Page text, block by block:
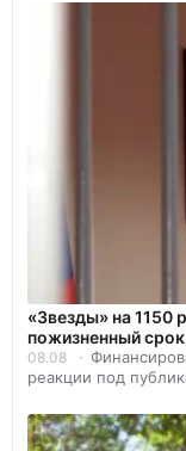
«Звезды» на 1150
пожизненный
08.08
реакции под